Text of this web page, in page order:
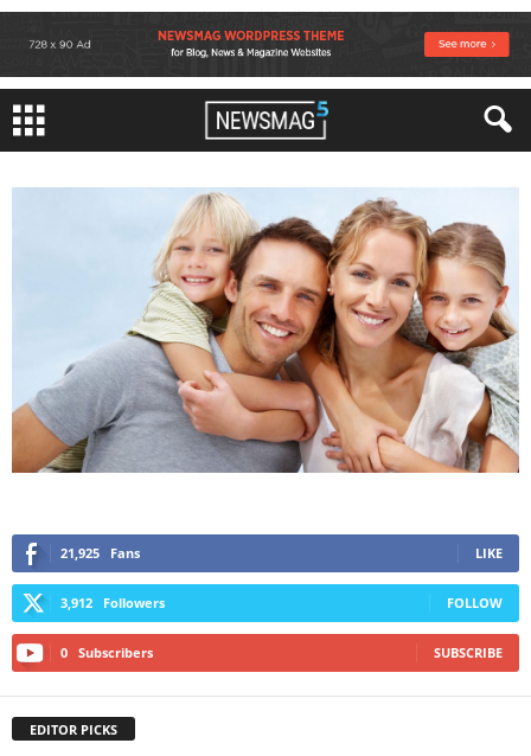
21,925 Fans LIKE
3,912 Followers FOLLOW
0 Subscribers SUBSCRIBE
EDITOR PICKS